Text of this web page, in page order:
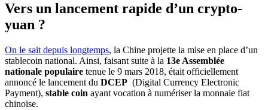
Vers un lancement rapide d’un crypto-
yuan ?
On le sait depuis longtemps, la Chine projette la mise en place d’un
stablecoin national. Ainsi, faisant suite à la 13e Assemblée
nationale populaire tenue le 9 mars 2018, était officiellement
annoncé le lancement du DCEP (Digital Currency Electronic
Payment), stable coin ayant vocation à numériser la monnaie fiat
chinoise.